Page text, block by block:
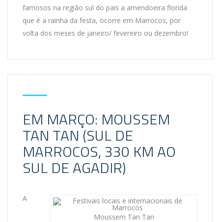
famosos na região sul do pais a amendoeira florida
que é a rainha da festa, ocorre em Marrocos, por
volta dos meses de janeiro/ fevereiro ou dezembro!
EM MARÇO: MOUSSEM
TAN TAN (SUL DE
MARROCOS, 330 KM AO
SUL DE AGADIR)
Moussem Tan Tan
A